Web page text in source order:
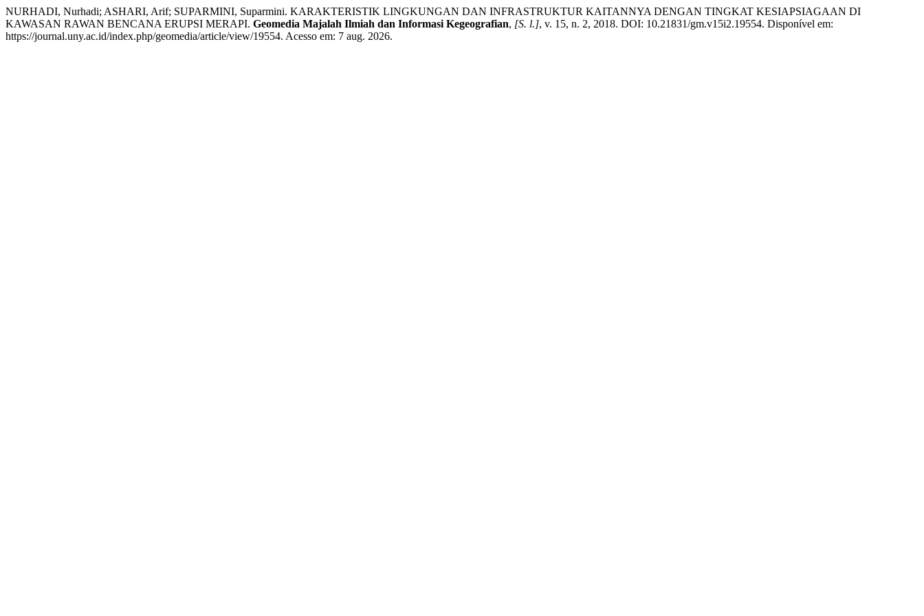
NURHADI, Nurhadi; ASHARI, Arif; SUPARMINI, Suparmini. KARAKTERISTIK LINGKUNGAN DAN INFRASTRUKTUR KAITANNYA DENGAN TINGKAT KESIAPSIAGAAN DI
KAWASAN RAWAN BENCANA ERUPSI MERAPI. Geomedia Majalah Ilmiah dan Informasi Kegeografian, [S. l.], v. 15, n. 2, 2018. DOI: 10.21831/gm.v15i2.19554. Disponível em:
https://journal.uny.ac.id/index.php/geomedia/article/view/19554. Acesso em: 7 aug. 2026.